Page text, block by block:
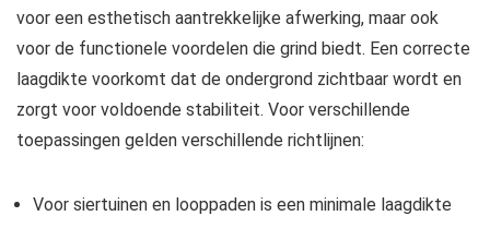
voor een esthetisch aantrekkelijke afwerking, maar ook
voor de functionele voordelen die grind biedt. Een correcte
laagdikte voorkomt dat de ondergrond zichtbaar wordt en
zorgt voor voldoende stabiliteit. Voor verschillende
toepassingen gelden verschillende richtlijnen:
Voor siertuinen en looppaden is een minimale laagdikte